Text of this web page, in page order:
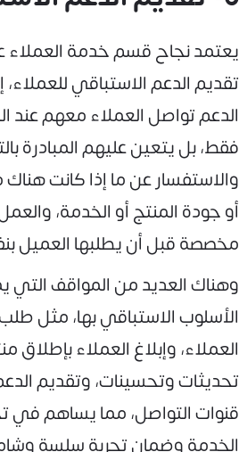
يعتمد نجاح قسم خدمة العملاء
تقديم الدعم الاستباقي
الدعم تواصل العملاء معهم عند
فقط، بل يتعين عليهم المبادرة
والاستفسار عن ما إذا كانت
أو جودة المنتج أو الخدمة،
مخصصة قبل أن يطلبها العميل
وهناك العديد من المواقف
الأسلوب الاستباقي بها، مثل
العملاء، وإبلاغ العملاء بإطلاق
تحديثات وتحسينات، وتقديم
قنوات التواصل، مما يساهم
الخدمة وضمان تجربة سلسة